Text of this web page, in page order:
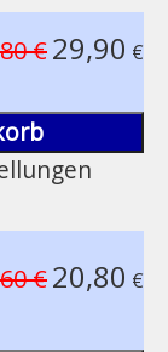
€29,90 €
€20,80 €